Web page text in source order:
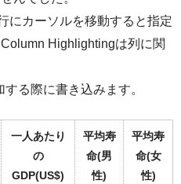
にカーソルを移動すると指定
Highlightingは列に関
る際に書き込みます。
一人あたり
の
GDP(US$)
平均寿
命(男
性)
平均寿
命(女
性)